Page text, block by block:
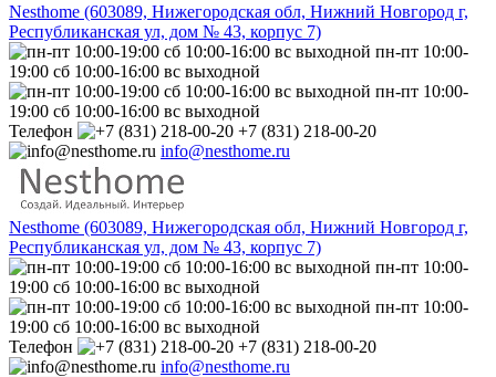
Nesthome (603089, Нижегородская обл, Нижний Новгород г,
Республиканская ул, дом № 43, корпус 7)
пн-пт 10:00-
19:00 сб 10:00-16:00 вс выходной
пн-пт 10:00-
19:00 сб 10:00-16:00 вс выходной
Телефон
+7 (831) 218-00-20
info@nesthome.ru
Nesthome (603089, Нижегородская обл, Нижний Новгород г,
Республиканская ул, дом № 43, корпус 7)
пн-пт 10:00-
19:00 сб 10:00-16:00 вс выходной
пн-пт 10:00-
19:00 сб 10:00-16:00 вс выходной
Телефон
+7 (831) 218-00-20
info@nesthome.ru